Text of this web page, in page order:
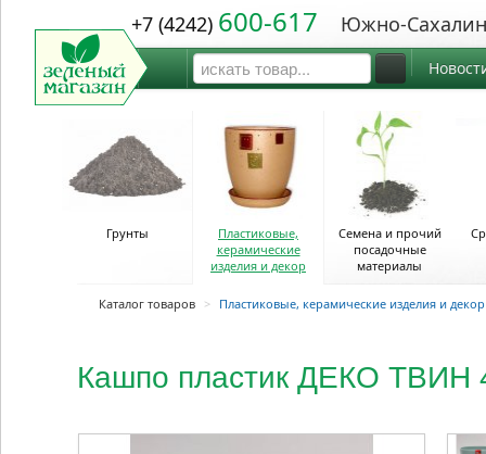
+7 (4242) 600-617 Южно-
Грунты
Пластиковые,
керамические
изделия и декор
Семена и прочий
посадочные
материалы
Каталог товаров > Пластиковые, керамические изделия и декор
Кашпо пластик ДЕКО ТВИН